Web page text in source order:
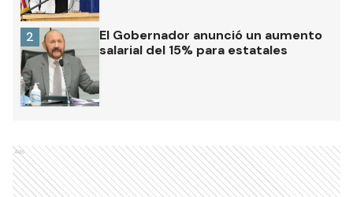
El Gobernador anunció un aumento
salarial del 15% para estatales
2
Ads